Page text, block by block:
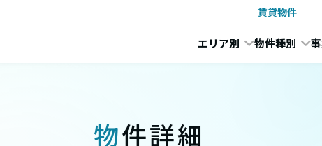
賃貸物件
エリア別 物件種別
物件詳細